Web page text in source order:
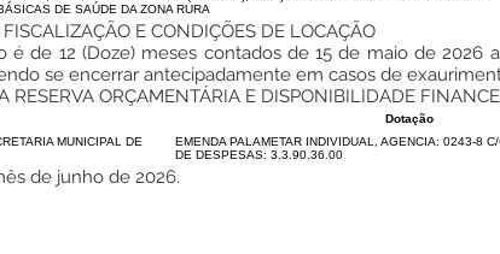
DE SAÚDE DA ZONA RURA
E CONDIÇÕES DE LOCAÇÃO
é de 12 (Doze) meses contados de 15 de maio de 2026
se encerrar antecipadamente em casos de
RESERVA ORÇAMENTÁRIA E DISPONIBILIDADE
Dotação
MUNICIPAL DE
EMENDA PALAMETAR INDIVIDUAL, AGENCIA: 0243-8
DE DESPESAS: 3.3.90.36.00
de junho de 2026.